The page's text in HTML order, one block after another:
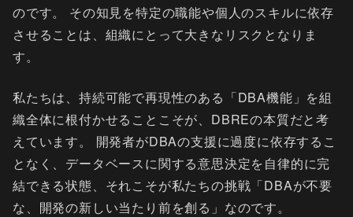
のです。 その知見を特定の職能や個人のスキルに依存
させることは、組織にとって大きなリスクとなりま
す。
私たちは、持続可能で再現性のある「DBA機能」を組
織全体に根付かせることこそが、DBREの本質だと考
えています。 開発者がDBAの支援に過度に依存するこ
となく、データベースに関する意思決定を自律的に完
結できる状態、それこそが私たちの挑戦「DBAが不要
な、開発の新しい当たり前を創る」なのです。